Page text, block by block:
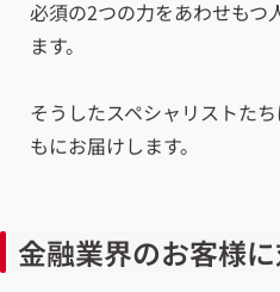
必須の2つの力をあわせもつ
ます。
そうしたスペシャリストた
もにお届けします。
金融業界のお客様